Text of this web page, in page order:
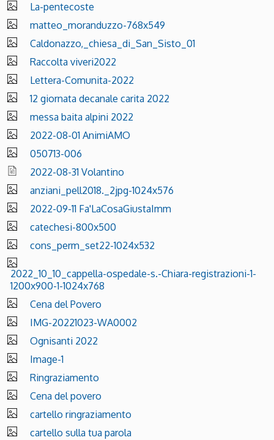
La-pentecoste
matteo_moranduzzo-768x549
Caldonazzo,_chiesa_di_San_Sisto_01
Raccolta viveri2022
Lettera-Comunita-2022
12 giornata decanale carita 2022
messa baita alpini 2022
2022-08-01 AnimiAMO
050713-006
2022-08-31 Volantino
anziani_pell2018._2jpg-1024x576
2022-09-11 Fa'LaCosaGiustaImm
catechesi-800x500
cons_perm_set22-1024x532
2022_10_10_cappella-ospedale-s.-Chiara-registrazioni-1-
1200x900-1-1024x768
Cena del Povero
IMG-20221023-WA0002
Ognisanti 2022
Image-1
Ringraziamento
Cena del povero
cartello ringraziamento
cartello sulla tua parola